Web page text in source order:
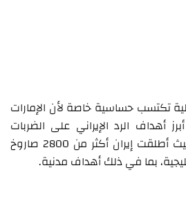
تكتسب حساسية خاصة لأن الإمارات
أهداف الرد الإيراني على الضربات
الأميركية - الإسرائيلية، حيث أطلقت إيران أكثر من 2800 صاروخ
بما في ذلك أهداف مدنية.